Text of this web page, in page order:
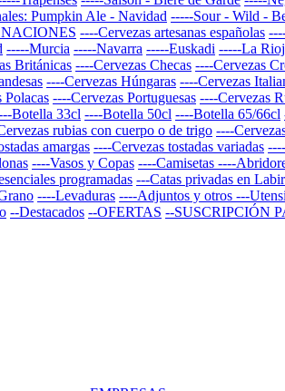
Pumpkin Ale - Navidad -----Sour - Wild -
----Cervezas artesanas españolas
-----Murcia -----Navarra -----Euskadi -----La
Británicas ----Cervezas Checas ----Cervezas
----Cervezas Húngaras ----Cervezas
Polacas ----Cervezas Portuguesas ----Cervezas
Botella 33cl ----Botella 50cl ----Botella 65/66cl
rubias con cuerpo o de trigo ----
amargas ----Cervezas tostadas variadas
----Vasos y Copas ----Camisetas ----
programadas ---Catas privadas en
----Levaduras ----Adjuntos y otros ---
--Destacados --OFERTAS --SUSCRIPCIÓN